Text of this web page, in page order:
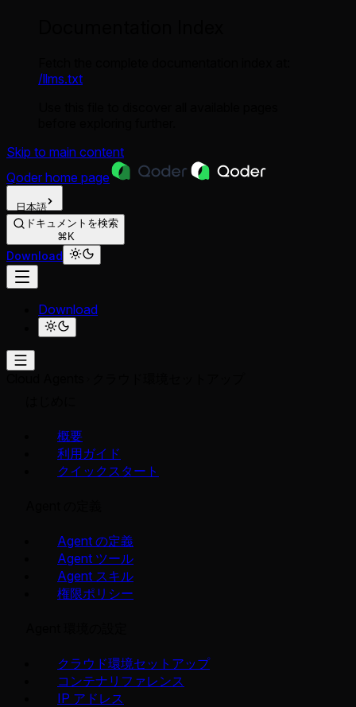
/llms.txt
Skip to main content
Qoder home page
日本語
ドキュメントを検索
⌘K
Download
Download
概要
利用ガイド
クイックスタート
Agent の定義
Agent ツール
Agent スキル
権限ポリシー
クラウド環境セットアップ
コンテナリファレンス
IP アドレス